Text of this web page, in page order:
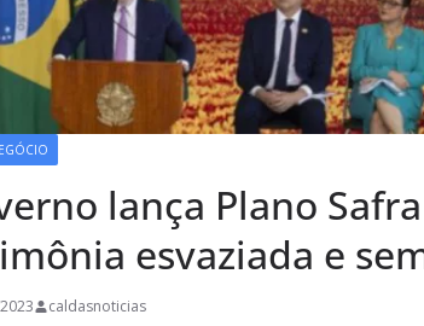
lança Plano
esvaziada e
caldasnoticias